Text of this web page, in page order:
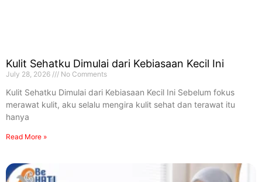
Kulit Sehatku Dimulai dari Kebiasaan Kecil Ini
July 28, 2026 No Comments
Kulit Sehatku Dimulai dari Kebiasaan Kecil Ini Sebelum fokus
merawat kulit, aku selalu mengira kulit sehat dan terawat itu
hanya
Read More »